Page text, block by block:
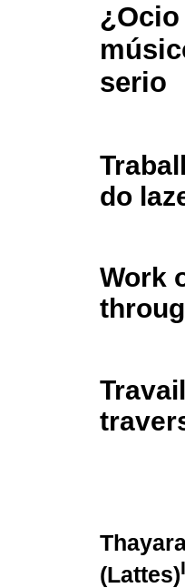
serio
do
Work
(Lattes)